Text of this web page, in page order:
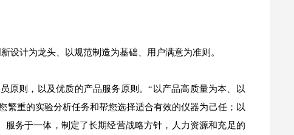
设计为龙头、以规范制造为基础、用户满意为准则。
则，以及优质的产品服务原则。“以产品高质量为本、以
繁重的实验分析任务和帮您选择适合有效的仪器为己任；以
务于一体，制定了长期经营战略方针，人力资源和充足的